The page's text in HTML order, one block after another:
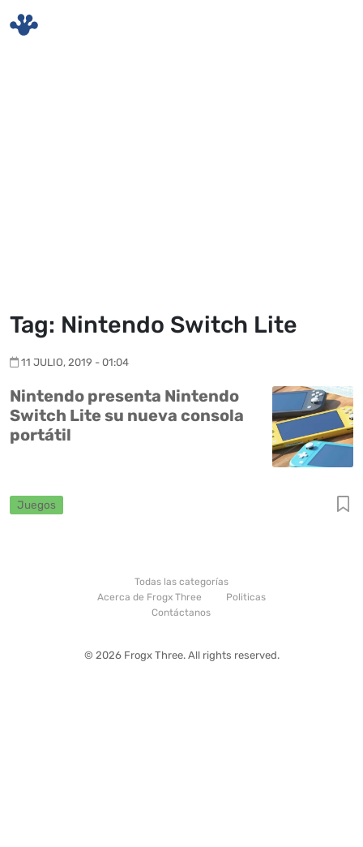
Tag: Nintendo Switch Lite
11 JULIO, 2019 - 01:04
Nintendo presenta Nintendo
Switch Lite su nueva consola
portátil
Juegos
Todas las categorías
Acerca de Frogx Three
Politicas
Contáctanos
© 2026 Frogx Three. All rights reserved.